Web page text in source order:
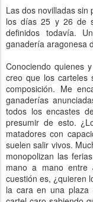
Las dos novilladas
los días 25 y 26 de
definidos todavía.
ganadería aragonesa
Conociendo quienes
creo que los carteles
composición. Me
ganaderías
todos los encastes
presumir de esto.
matadores con
suelen salir vivos.
monopolizan las
mano a mano entre
cuestión es, ¿quieren
la cara en una plaza